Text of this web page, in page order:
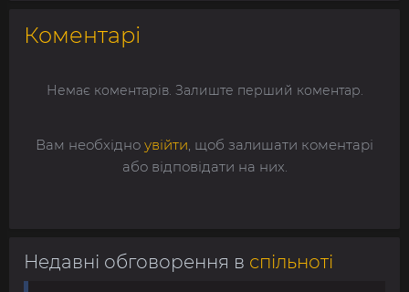
Коментарі
Немає коментарів. Залиште перший коментар.
Вам необхідно увійти, щоб залишати коментарі
або відповідати на них.
Недавні обговорення в спільноті